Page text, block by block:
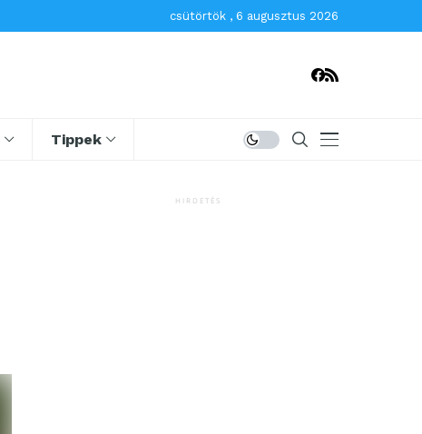
csütörtök , 6 augusztus 2026
Tippek
HIRDETÉS